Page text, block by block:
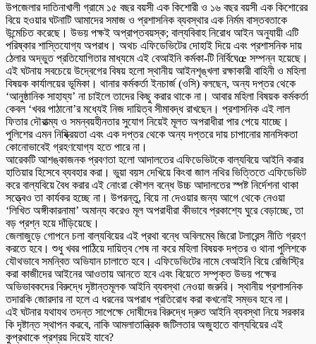
উপজেলার দাতিনাখালী গ্রামে ১৫ বছর বয়সী এক কিশোরী ও ১৬ বছর বয়সী এক কিশোরের
বিয়ে হওয়ার ঘটনাটি আমাদের সমাজ ও প্রশাসনিক ব্যবস্থার এক নির্মম বাস্তবতাকে
উন্মেচিত করেছে। উভয় পক্ষই অপ্রাপ্তবয়স্ক; বাল্যবিবাহ নিরোধ আইন অনুযায়ী এটি
পরিষ্কার শাস্তিযোগ্য অপরাধ। অথচ এফিডেভিটের দোহাই দিয়ে এবং প্রশাসনিক দায়
ঠেলার অদ্ভুত প্রতিযোগিতার মাধ্যমে এই বেআইনি কর্মকা-টি নির্বিঘেœ সম্পন্ন হয়েছে।
এই ঘটনায় সবচেয়ে উদ্বেগের বিষয় হলো স্থানীয় আইনশৃঙ্খলা রক্ষাকারী বাহিনী ও মহিলা
বিষয়ক কার্যালয়ের ভূমিকা। থানার কর্মকর্তা ইনচার্জ (ওসি) বলছেন, অন্য দপ্তর থেকে
‘আনুষ্ঠানিক সাহায্য’ না চাইলে তাদের কিছু করার থাকে না। আবার মহিলা বিষয়ক কর্মকর্তা
কেবল ‘খবর পাঠানো’র মধ্যেই নিজ দায়িত্ব সীমাবদ্ধ রাখছেন। প্রশাসনিক এই লাল
ফিতার দৌরাত্ম্য ও সমন্বয়হীনতার সুযোগ নিয়েই মূলত অপরাধীরা পার পেয়ে যাচ্ছে।
পুলিশের এমন নিষ্ক্রিয়তা এবং এক দপ্তর থেকে অন্য দপ্তরে দায় চাপানোর মানসিকতা
কোনোভাবেই গ্রহণযোগ্য হতে পারে না।
আরেকটি আশঙ্কাজনক প্রবণতা হলো আদালতের এফিডেভিটকে বাল্যবিয়ে আইনি করার
হাতিয়ার হিসেবে ব্যবহার করা। ভুয়া বয়স দেখিয়ে কিংবা জাল নথির ভিত্তিতে এফিডেভিট
করে বাল্যবিয়ে বৈধ করার এই নোংরা কৌশল বন্ধে উচ্চ আদালতের স্পষ্ট নির্দেশনা থাকা
সত্ত্বেও তা কার্যকর হচ্ছে না। উপরন্তু, বিয়ে না দেওয়ার জন্য আগে থেকে নেওয়া
‘লিখিত অঙ্গীকারনামা’ অমান্য করেও মূল অপরাধীরা কীভাবে প্রকাশ্যে ঘুরে বেড়াচ্ছে, তা
বড় প্রশ্ন হয়ে দাঁড়িয়েছে।
জেলাজুড়ে গোপনে চলা বাল্যবিয়ের এই প্রথা বন্ধে অবিলম্বে জিরো টলারেন্স নীতি গ্রহণ
করতে হবে। শুধু খবর পাঠিয়ে দায়িত্ব শেষ না করে মহিলা বিষয়ক দপ্তর ও থানা পুলিশকে
যৌথভাবে সমন্বিত অভিযান চালাতে হবে। এফিডেভিটের নামে বেআইনি বিয়ে রেজিস্ট্রি
করা কাজীদের আইনের আওতায় আনতে হবে এবং বিয়েতে সম্পৃক্ত উভয় পক্ষের
অভিভাবকদের বিরুদ্ধে দৃষ্টান্তমূলক আইনি ব্যবস্থা নেওয়া জরুরি। স্থানীয় প্রশাসনিক
তদারকি জোরদার না হলে এ ধরনের অপরাধ প্রতিরোধ করা কখনোই সম্ভব হবে না।
এই ঘটনার যথাযথ তদন্ত সাপেক্ষে দোষীদের বিরুদ্ধে দ্রুত আইনি ব্যবস্থা নিয়ে সরকার
কি দৃষ্টান্ত স্থাপন করবে, নাকি আমলাতান্ত্রিক জটিলতার অজুহাতে বাল্যবিয়ের এই
কুপ্রথাকে প্রশ্রয় দিয়েই যাবে?